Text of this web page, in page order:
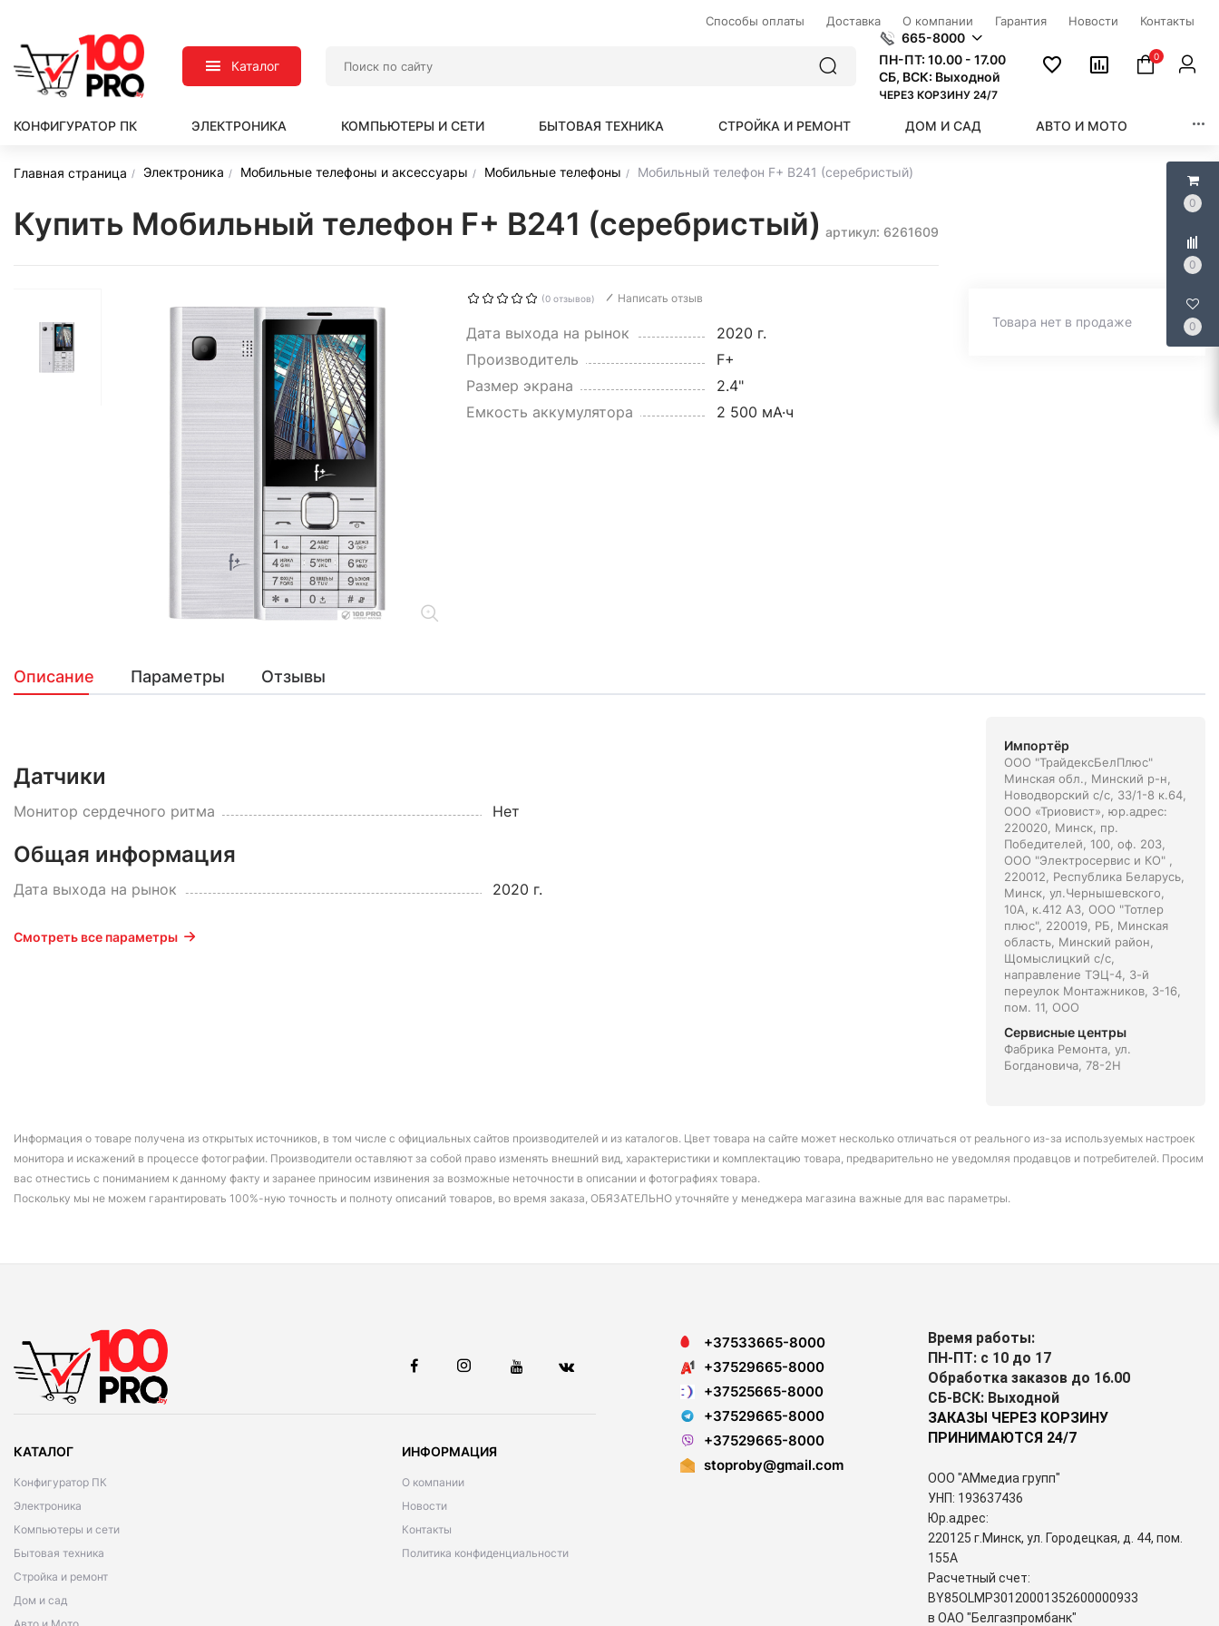
0
0
0
Способы оплаты Доставка О компании Гарантия Новости Контакты
Каталог
665-8000
ПН-ПТ: 10.00 - 17.00
СБ, ВСК: Выходной
ЧЕРЕЗ КОРЗИНУ 24/7
0
КОНФИГУРАТОР ПК ЭЛЕКТРОНИКА КОМПЬЮТЕРЫ И СЕТИ БЫТОВАЯ ТЕХНИКА СТРОЙКА И РЕМОНТ ДОМ И САД АВТО И МОТО
Главная страница Электроника Мобильные телефоны и аксессуары Мобильные телефоны Мобильный телефон F+ B241 (серебристый)
Купить Мобильный телефон F+ B241 (серебристый) артикул: 6261609
(0 отзывов) Написать отзыв
Дата выхода на рынок
2020 г.
Производитель
F+
Размер экрана
2.4"
Емкость аккумулятора
2 500 мА·ч
Товара нет в продаже
Описание Параметры Отзывы
Датчики
Монитор сердечного ритма Нет
Общая информация
Дата выхода на рынок 2020 г.
Смотреть все параметры
Импортёр
ООО "ТрайдексБелПлюс"
Минская обл., Минский р-н,
Новодворский с/с, 33/1-8 к.64,
ООО «Триовист», юр.адрес:
220020, Минск, пр.
Победителей, 100, оф. 203,
ООО "Электросервис и КО" ,
220012, Республика Беларусь,
Минск, ул.Чернышевского,
10А, к.412 АЗ, ООО "Тотлер
плюс", 220019, РБ, Минская
область, Минский район,
Щомыслицкий с/с,
направление ТЭЦ-4, 3-й
переулок Монтажников, 3-16,
пом. 11, ООО
Сервисные центры
Фабрика Ремонта, ул.
Богдановича, 78-2Н
Информация о товаре получена из открытых источников, в том числе с официальных сайтов производителей и из каталогов. Цвет товара на сайте может несколько отличаться от реального из-за используемых настроек
монитора и искажений в процессе фотографии. Производители оставляют за собой право изменять внешний вид, характеристики и комплектацию товара, предварительно не уведомляя продавцов и потребителей. Просим
вас отнестись с пониманием к данному факту и заранее приносим извинения за возможные неточности в описании и фотографиях товара.
Поскольку мы не можем гарантировать 100%-ную точность и полноту описаний товаров, во время заказа, ОБЯЗАТЕЛЬНО уточняйте у менеджера магазина важные для вас параметры.
КАТАЛОГ
Конфигуратор ПК
Электроника
Компьютеры и сети
Бытовая техника
Стройка и ремонт
Дом и сад
ИНФОРМАЦИЯ
О компании
Новости
Контакты
Политика конфиденциальности
+37533665-8000
+37529665-8000
+37525665-8000
+37529665-8000
+37529665-8000
stoproby@gmail.com
Время работы:
ПН-ПТ: с 10 до 17
Обработка заказов до 16.00
СБ-ВСК: Выходной
ЗАКАЗЫ ЧЕРЕЗ КОРЗИНУ
ПРИНИМАЮТСЯ 24/7
ООО "АМмедиа групп"
УНП: 193637436
Юр.адрес:
220125 г.Минск, ул. Городецкая, д. 44, пом.
155А
Расчетный счет:
BY85OLMP30120001352600000933
в ОАО "Белгазпромбанк"